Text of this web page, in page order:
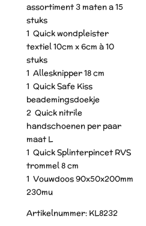
assortiment 3 maten a 15
stuks
1 Quick wondpleister
textiel 10cm x 6cm à 10
stuks
1 Allesknipper 18 cm
1 Quick Safe Kiss
beademingsdoekje
2 Quick nitrile
handschoenen per paar
maat L
1 Quick Splinterpincet RVS
trommel 8 cm
1 Vouwdoos 90x50x200mm
230mu
Artikelnummer: KL8232